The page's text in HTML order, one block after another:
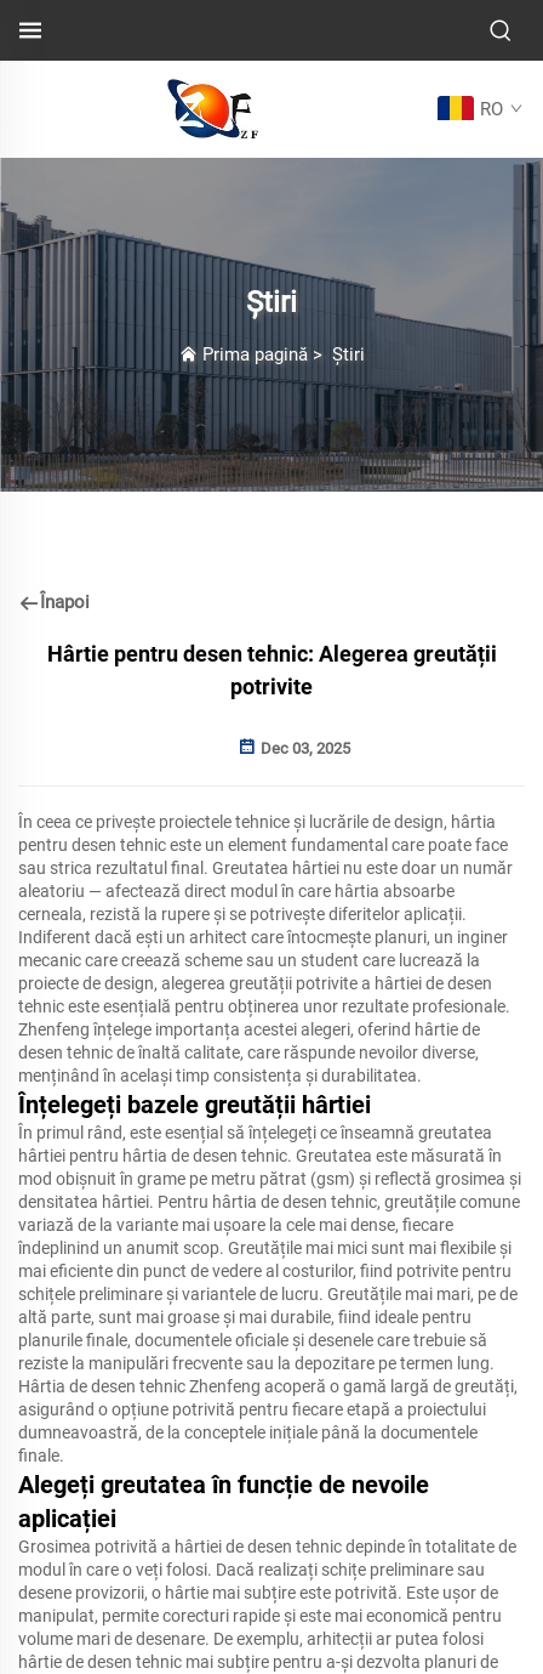
RO
Știri
Prima pagină> Știri
Înapoi
Hârtie pentru desen tehnic: Alegerea greutății
potrivite
Dec 03, 2025
În ceea ce privește proiectele tehnice și lucrările de design, hârtia
pentru desen tehnic este un element fundamental care poate face
sau strica rezultatul final. Greutatea hârtiei nu este doar un număr
aleatoriu — afectează direct modul în care hârtia absoarbe
cerneala, rezistă la rupere și se potrivește diferitelor aplicații.
Indiferent dacă ești un arhitect care întocmește planuri, un inginer
mecanic care creează scheme sau un student care lucrează la
proiecte de design, alegerea greutății potrivite a hârtiei de desen
tehnic este esențială pentru obținerea unor rezultate profesionale.
Zhenfeng înțelege importanța acestei alegeri, oferind hârtie de
desen tehnic de înaltă calitate, care răspunde nevoilor diverse,
menținând în același timp consistența și durabilitatea.
Înțelegeți bazele greutății hârtiei
În primul rând, este esențial să înțelegeți ce înseamnă greutatea
hârtiei pentru hârtia de desen tehnic. Greutatea este măsurată în
mod obișnuit în grame pe metru pătrat (gsm) și reflectă grosimea și
densitatea hârtiei. Pentru hârtia de desen tehnic, greutățile comune
variază de la variante mai ușoare la cele mai dense, fiecare
îndeplinind un anumit scop. Greutățile mai mici sunt mai flexibile și
mai eficiente din punct de vedere al costurilor, fiind potrivite pentru
schițele preliminare și variantele de lucru. Greutățile mai mari, pe de
altă parte, sunt mai groase și mai durabile, fiind ideale pentru
planurile finale, documentele oficiale și desenele care trebuie să
reziste la manipulări frecvente sau la depozitare pe termen lung.
Hârtia de desen tehnic Zhenfeng acoperă o gamă largă de greutăți,
asigurând o opțiune potrivită pentru fiecare etapă a proiectului
dumneavoastră, de la conceptele inițiale până la documentele
finale.
Alegeți greutatea în funcție de nevoile
aplicației
Grosimea potrivită a hârtiei de desen tehnic depinde în totalitate de
modul în care o veți folosi. Dacă realizați schițe preliminare sau
desene provizorii, o hârtie mai subțire este potrivită. Este ușor de
manipulat, permite corecturi rapide și este mai economică pentru
volume mari de desenare. De exemplu, arhitecții ar putea folosi
hârtie de desen tehnic mai subțire pentru a-și dezvolta planuri de